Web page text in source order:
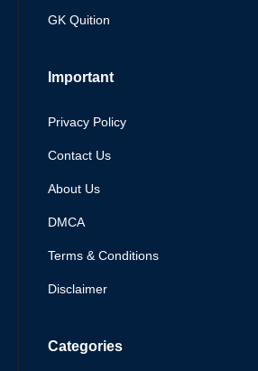
GK Quition
Important
Privacy Policy
Contact Us
About Us
DMCA
Terms & Conditions
Disclaimer
Categories